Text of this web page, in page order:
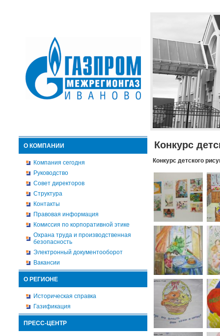
О КОМПАНИИ
Компания сегодня
Руководство
Совет директоров
Структура
Контакты
Правовая информация
Комиссия по корпоративной этике
Охрана труда и производственная
безопасность
Электронный документооборот
Вакансии
О РЕГИОНЕ
Историческая справка
Газификация
ПРЕСС-ЦЕНТР
Конкурс
Конкурс детского